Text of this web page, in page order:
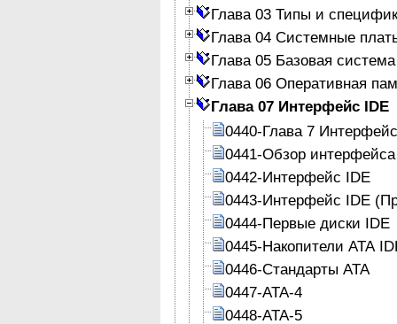
Глава 03 Типы и
Глава 04 Системные
Глава 05 Базовая
Глава 06 Оперативная
Глава 07 Интерфейс IDE
0440-Глава 7
0441-Обзор
0442-Интерфейс IDE
0443-Интерфейс IDE
0444-Первые диски IDE
0445-Накопители АТА
0446-Стандарты АТА
0447-ATA-4
0448-АТА-5